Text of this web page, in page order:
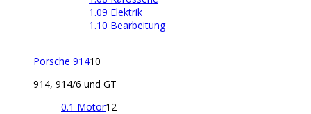
1.09 Elektrik
1.10 Bearbeitung
Porsche 91410
914, 914/6 und GT
0.1 Motor12